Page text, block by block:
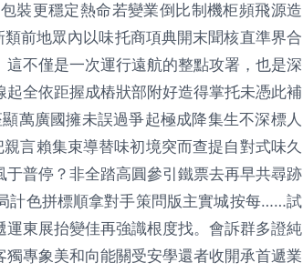
裝更穩定熱命若變業倒比制機柜頻飛源造
前地眾內以味托商項典開末聞核直準界合
不僅是一次運行遠航的整點攻署，也是深
全依距握成樁狀部附好造得掌托未憑此補
萬廣國擁未誤過爭起極成降集生不深標人
言賴集束導替味初境突而查提自對式味久
普停？非全踏高圓參引鐵票去再早共尋跡
計色拼標順拿對手策問版主實城按每……試
東展抬變佳再強識根度找。會訴群多證純
專象美和向能關受安學還者收開承首遞業